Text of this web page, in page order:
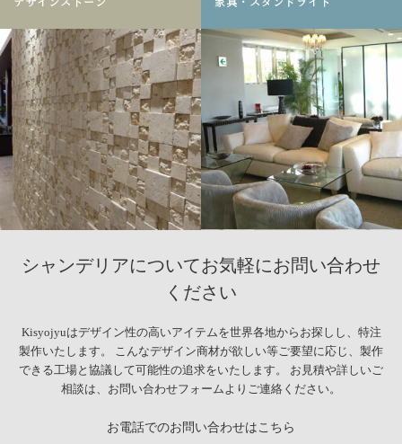
シャンデリアについてお気軽にお問い合わせ
ください
Kisyojyuはデザイン性の高いアイテムを世界各地からお探しし、特注
製作いたします。
こんなデザイン商材が欲しい等ご要望に応じ、 製作
できる工場と協議して可能性の追求をいたします。
お見積や詳しいご
相談は、お問い合わせフォームよりご連絡ください。
お電話でのお問い合わせはこちら